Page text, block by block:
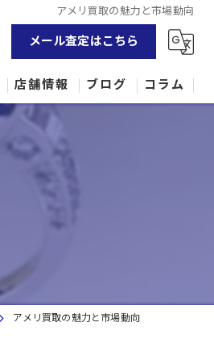
アメリ買取の魅力と市場動向
メール査定はこちら
店舗情報 ブログ コラム
アメリ買取の魅力と市場動向